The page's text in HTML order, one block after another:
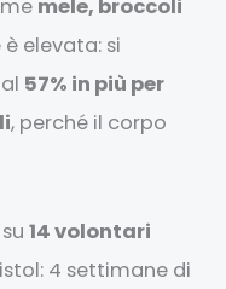
mele, broccoli
elevata: si
57% in più per
, perché il corpo
su14 volontari
4 settimane di